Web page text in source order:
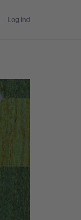
Log ind